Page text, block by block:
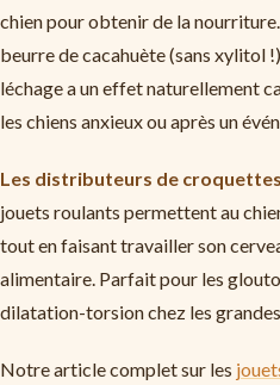
chien pour obtenir de la
beurre de cacahuète (sans xylitol
léchage a un effet naturellement
les chiens anxieux ou après un
Les distributeurs de croquettes
jouets roulants permettent au
tout en faisant travailler son
alimentaire. Parfait pour les
dilatation-torsion chez les
Notre article complet sur les